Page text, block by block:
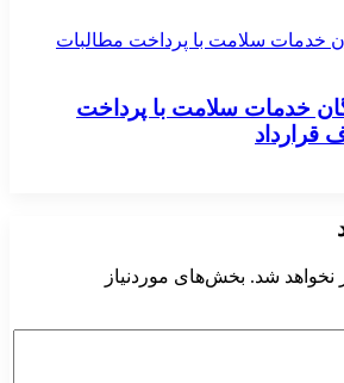
خدمات سلامت با پرداخت
قرارداد
نخواهد شد. بخش‌های موردنیاز